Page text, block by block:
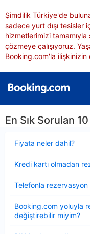
Şimdilik Türkiye'de
sadece yurt dışı tesisler
hizmetlerimizi tamamıyla
çözmeye çalışıyoruz.
Booking.com'la ilişkinizin
En Sık Sorulan
Fiyata neler dahil?
Kredi kartı olmadan
Telefonla
Booking.com yoluyla
değiştirebilir miyim?